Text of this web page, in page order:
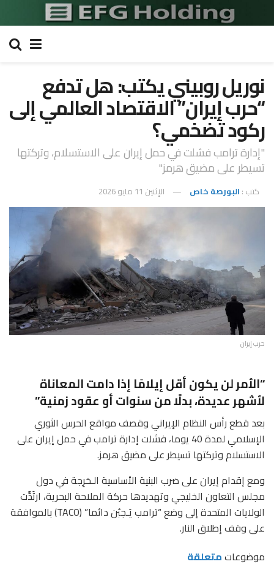
نوريل روبيني يكتب: هل تدفع
“حرب إيران” الاقتصاد العالمي إلى
ركود تضخمي؟
"إدارة ترامب فشلت في حمل إيران على الاستسلام، وتركتها
تسيطر على مضيق هرمز"
كتب : البورصة خاص الإثنين 11 مايو 2026
حرب إيران
“الأمر لن يكون أقل إيلامًا إذا دامت المعاناة
لأشهر عديدة، بدلًا من سنوات أو عقود زمنية”
بعد قطع رأس النظام الإيراني وقصف مواقع الحرس الثوري
الإسلامي لمدة 40 يوما، فشلت إدارة ترامب في حمل إيران على
الاستسلام وتركتها تسيطر على مضيق هرمز.
ومع إقدام إيران على ضرب البنية الأساسية الـحَرِجة في دول
مجلس التعاون الخليجي وتهديدها حركة الملاحة البحرية، ارتَدَّت
الولايات المتحدة إلى وضع “ترامب يَـجبُن دائما” (TACO) بالموافقة
على وقف إطلاق النار.
موضوعاتمتعلقة